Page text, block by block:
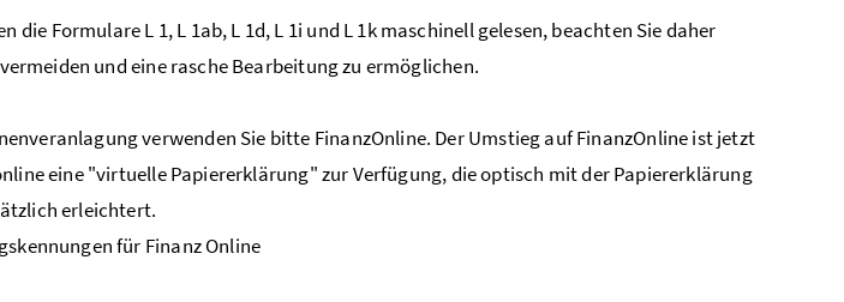
die Formulare L 1, L 1ab, L 1d, L 1i und L 1k maschinell gelesen, beachten Sie daher
und eine rasche Bearbeitung zu ermöglichen.
verwenden Sie bitte FinanzOnline. Der Umstieg auf FinanzOnline ist jetzt
eine "virtuelle Papiererklärung" zur Verfügung, die optisch mit der Papiererklärung
erleichtert.
für Finanz Online